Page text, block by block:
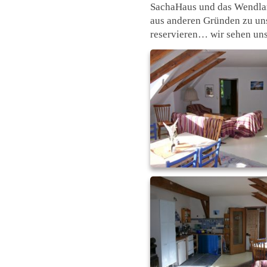
SachaHaus und das
aus anderen Gründen zu
reservieren… wir sehen